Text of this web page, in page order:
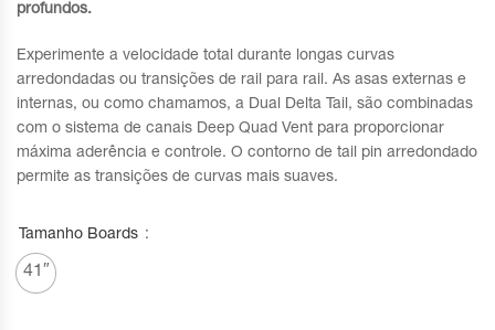
profundos.
Experimente a velocidade total durante longas curvas
arredondadas ou transições de rail para rail. As asas externas e
internas, ou como chamamos, a Dual Delta Tail, são combinadas
com o sistema de canais Deep Quad Vent para proporcionar
máxima aderência e controle. O contorno de tail pin arredondado
permite as transições de curvas mais suaves.
Tamanho Boards
41″